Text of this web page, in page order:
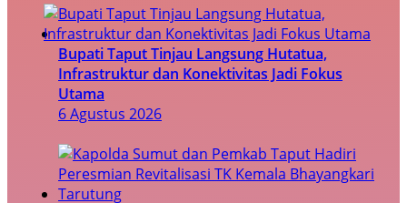
Bupati Taput Tinjau Langsung Hutatua,
Infrastruktur dan Konektivitas Jadi Fokus
Utama
6 Agustus 2026